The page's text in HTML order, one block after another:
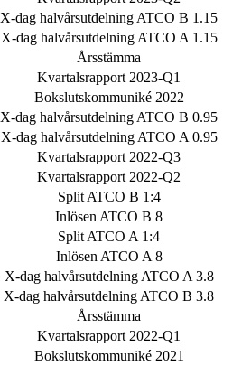
X-dag halvårsutdelning ATCO B 1.15
X-dag halvårsutdelning ATCO A 1.15
Årsstämma
Kvartalsrapport 2023-Q1
Bokslutskommuniké 2022
X-dag halvårsutdelning ATCO B 0.95
X-dag halvårsutdelning ATCO A 0.95
Kvartalsrapport 2022-Q3
Kvartalsrapport 2022-Q2
Split ATCO B 1:4
Inlösen ATCO B 8
Split ATCO A 1:4
Inlösen ATCO A 8
X-dag halvårsutdelning ATCO A 3.8
X-dag halvårsutdelning ATCO B 3.8
Årsstämma
Kvartalsrapport 2022-Q1
Bokslutskommuniké 2021